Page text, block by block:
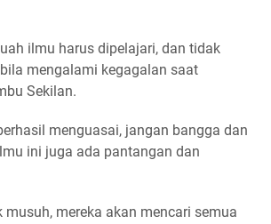
ilmu harus dipelajari, dan tidak
mengalami kegagalan saat
Sekilan.
menguasai, jangan bangga dan
ini juga ada pantangan dan
musuh, mereka akan mencari semua